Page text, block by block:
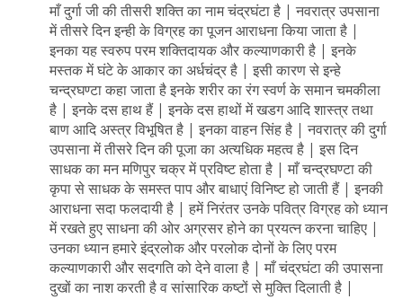
माँ दुर्गा जी की तीसरी शक्ति का नाम चंद्रघंटा है | नवरात्र उपसाना
में तीसरे दिन इन्ही के विग्रह का पूजन आराधना किया जाता है |
इनका यह स्वरुप परम शक्तिदायक और कल्याणकारी है | इनके
मस्तक में घंटे के आकार का अर्धचंद्र है | इसी कारण से इन्हे
चन्द्रघण्टा कहा जाता है इनके शरीर का रंग स्वर्ण के समान चमकीला
है | इनके दस हाथ हैं | इनके दस हाथों में खडग आदि शास्त्र तथा
बाण आदि अस्त्र विभूषित है | इनका वाहन सिंह है | नवरात्र की दुर्गा
उपसाना में तीसरे दिन की पूजा का अत्यधिक महत्व है | इस दिन
साधक का मन मणिपुर चक्र में प्रविष्ट होता है | माँ चन्द्रघण्टा की
कृपा से साधक के समस्त पाप और बाधाएं विनिष्ट हो जाती हैं | इनकी
आराधना सदा फलदायी है | हमें निरंतर उनके पवित्र विग्रह को ध्यान
में रखते हुए साधना की ओर अग्रसर होने का प्रयत्न करना चाहिए |
उनका ध्यान हमारे इंद्रलोक और परलोक दोनों के लिए परम
कल्याणकारी और सदगति को देने वाला है | माँ चंद्रघंटा की उपासना
दुखों का नाश करती है व सांसारिक कष्टों से मुक्ति दिलाती है |